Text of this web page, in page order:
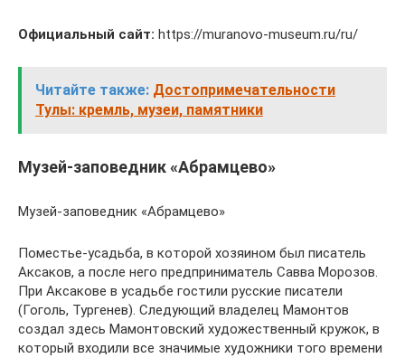
Официальный сайт: https://muranovo-museum.ru/ru/
Читайте также: Достопримечательности
Тулы: кремль, музеи, памятники
Музей-заповедник «Абрамцево»
Музей-заповедник «Абрамцево»
Поместье-усадьба, в которой хозяином был писатель
Аксаков, а после него предприниматель Савва Морозов.
При Аксакове в усадьбе гостили русские писатели
(Гоголь, Тургенев). Следующий владелец Мамонтов
создал здесь Мамонтовский художественный кружок, в
который входили все значимые художники того времени